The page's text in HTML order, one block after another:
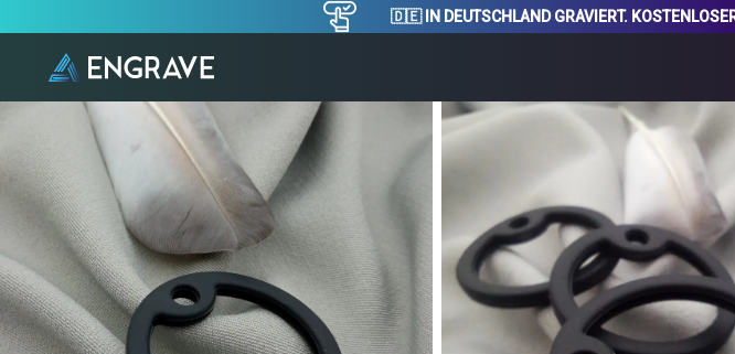
🇩🇪 IN DEUTSCHLAND GRAVIERT.